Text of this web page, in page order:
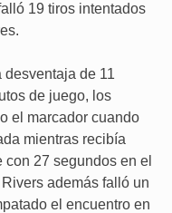
19 tiros intentados
desventaja de 11
de juego, los
el marcador cuando
mientras recibía
27 segundos en el
además falló un
el encuentro en